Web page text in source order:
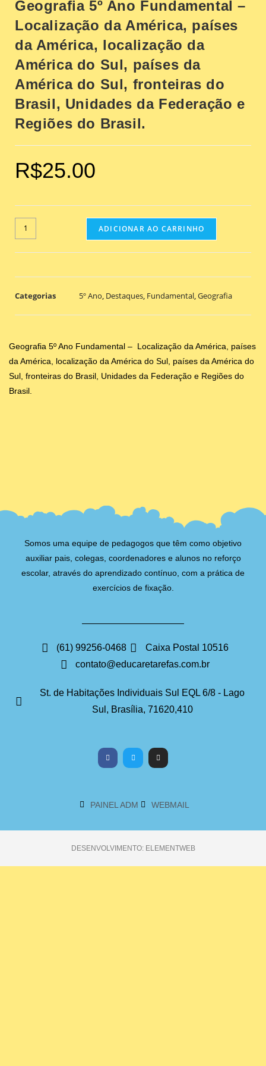
Geografia 5º Ano Fundamental –
Localização da América, países
da América, localização da
América do Sul, países da
América do Sul, fronteiras do
Brasil, Unidades da Federação e
Regiões do Brasil.
R$25.00
ADICIONAR AO CARRINHO
Categorias 5º Ano Destaques Fundamental Geografia
Geografia 5º Ano Fundamental – Localização da América, países
da América, localização da América do Sul, países da América do
Sul, fronteiras do Brasil, Unidades da Federação e Regiões do
Brasil.
Somos uma equipe de pedagogos que têm como objetivo
auxiliar pais, colegas, coordenadores e alunos no reforço
escolar, através do aprendizado contínuo, com a prática de
exercícios de fixação.
(61) 99256-0468
Caixa Postal 10516
contato@educaretarefas.com.br
St. de Habitações Individuais Sul EQL 6/8 - Lago
Sul, Brasília, 71620,410
PAINEL ADM WEBMAIL
DESENVOLVIMENTO: ELEMENTWEB